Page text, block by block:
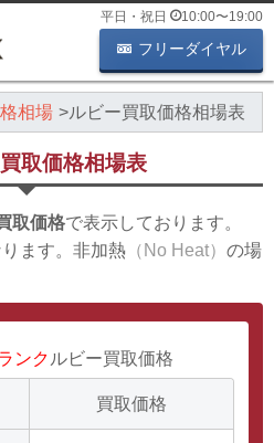
平日・祝日 10:00〜19:00
フリーダイヤル
相場 ルビー買取価格相場表
取価格相場表
取価格で表示しております。
ます。非加熱 （No Heat） の場
ンク ルビー買取価格
買取価格